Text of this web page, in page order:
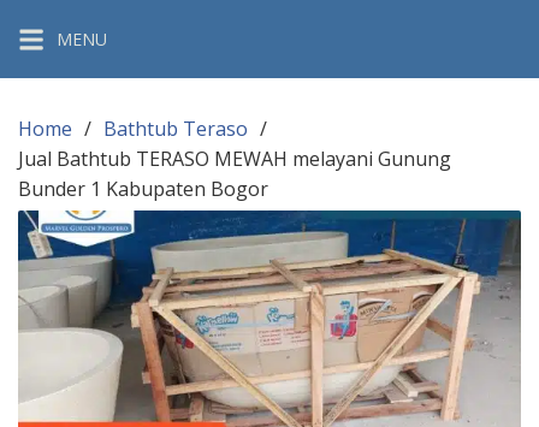
content
MENU
Home
Bathtub Teraso
Jual Bathtub TERASO MEWAH melayani Gunung
Bunder 1 Kabupaten Bogor